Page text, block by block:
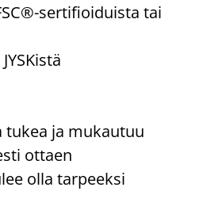
sertifioiduista tai
tukea ja mukautuu
ottaen
olla tarpeeksi